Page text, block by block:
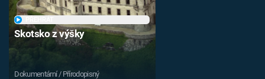
Skotsko z výšky
Dokumentární / Přírodopisný